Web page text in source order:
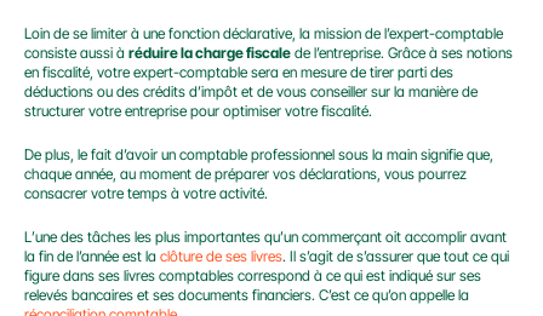
Loin de se limiter à une fonction déclarative, la mission de l’expert-comptable
consiste aussi à réduire la charge fiscale de l’entreprise. Grâce à ses notions
en fiscalité, votre expert-comptable sera en mesure de tirer parti des
déductions ou des crédits d’impôt et de vous conseiller sur la manière de
structurer votre entreprise pour optimiser votre fiscalité.
De plus, le fait d’avoir un comptable professionnel sous la main signifie que,
chaque année, au moment de préparer vos déclarations, vous pourrez
consacrer votre temps à votre activité.
L’une des tâches les plus importantes qu’un commerçant oit accomplir avant
la fin de l’année est la clôture de ses livres. Il s’agit de s’assurer que tout ce qui
figure dans ses livres comptables correspond à ce qui est indiqué sur ses